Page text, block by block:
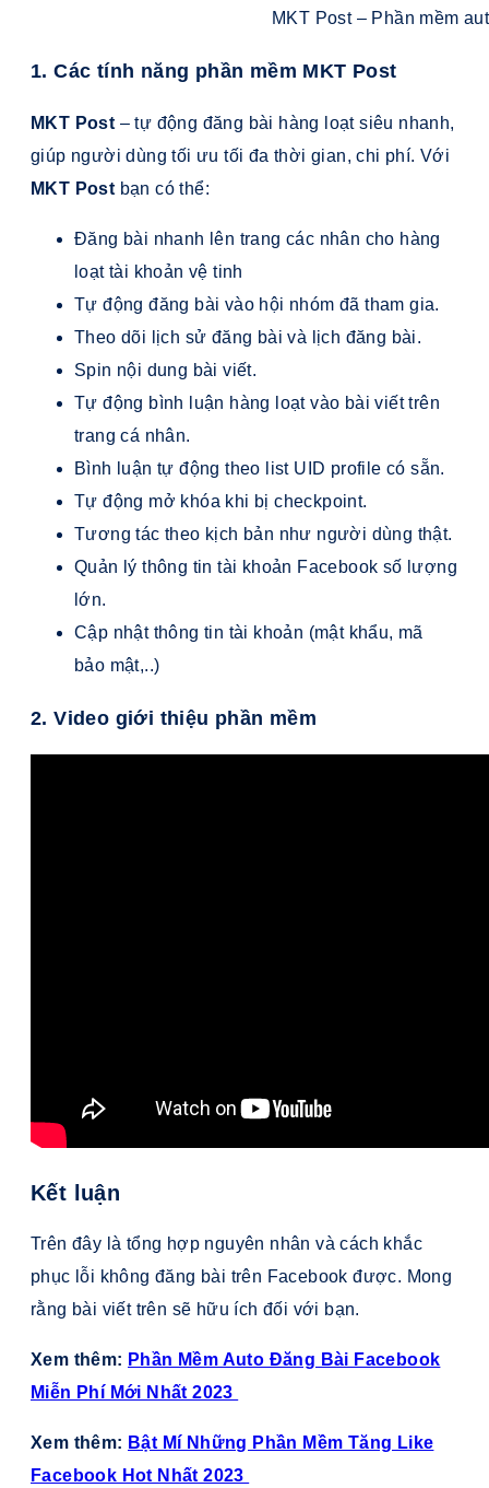
MKT Post – Phần mềm
1. Các tính năng phần mềm MKT Post
MKT Post – tự động đăng bài hàng loạt siêu nhanh,
giúp người dùng tối ưu tối đa thời gian, chi phí. Với
MKT Post bạn có thể:
Đăng bài nhanh lên trang các nhân cho hàng
loạt tài khoản vệ tinh
Tự động đăng bài vào hội nhóm đã tham gia.
Theo dõi lịch sử đăng bài và lịch đăng bài.
Spin nội dung bài viết.
Tự động bình luận hàng loạt vào bài viết trên
trang cá nhân.
Bình luận tự động theo list UID profile có sẵn.
Tự động mở khóa khi bị checkpoint.
Tương tác theo kịch bản như người dùng thật.
Quản lý thông tin tài khoản Facebook số lượng
lớn.
Cập nhật thông tin tài khoản (mật khẩu, mã
bảo mật,..)
2. Video giới thiệu phần mềm
Kết luận
Trên đây là tổng hợp nguyên nhân và cách khắc
phục lỗi không đăng bài trên Facebook được. Mong
rằng bài viết trên sẽ hữu ích đối với bạn.
Xem thêm: Phần Mềm Auto Đăng Bài Facebook
Miễn Phí Mới Nhất 2023
Xem thêm: Bật Mí Những Phần Mềm Tăng Like
Facebook Hot Nhất 2023